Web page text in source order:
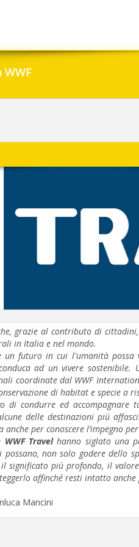
grazie al contributo di
in Italia e nel mondo.
un futuro in cui l'umanità
ad un vivere
coordinate dal WWF
di habitat e specie a
di condurre ed
delle destinazioni più
per conoscere l’impegno
WWF Travelhanno siglato una
non solo godere dello
significato più profondo, il
affinché resti intatto anche
Mancini